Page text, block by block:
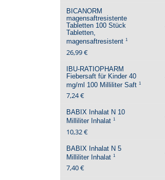
BICANORM
magensaftresistente
Tabletten 100 Stück
Tabletten,
magensaftresistent 1
26,99 €
IBU-RATIOPHARM
Fiebersaft für Kinder 40
mg/ml 100 MilliliterSaft 1
7,24 €
BABIX Inhalat N 10
Milliliter Inhalat 1
10,32 €
BABIX Inhalat N5
Milliliter Inhalat 1
7,40 €